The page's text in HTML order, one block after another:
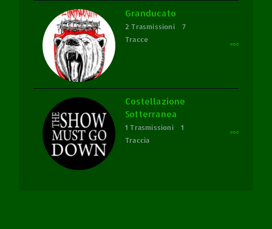
Granducato
2 Trasmissioni
7
Tracce
Costellazione
Sotterranea
1 Trasmissioni
1
Traccia